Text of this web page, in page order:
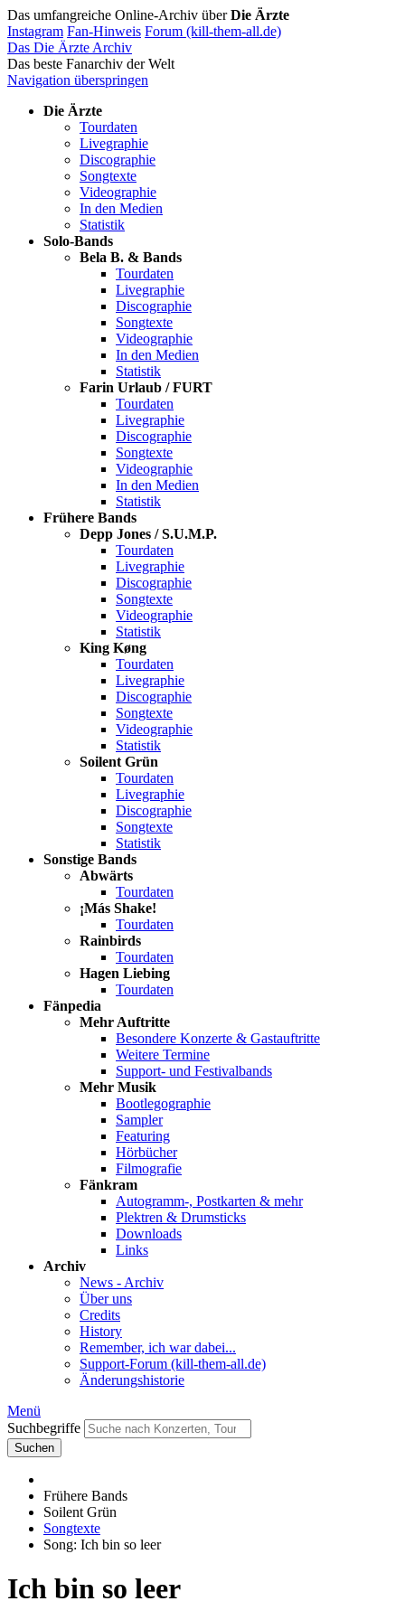
Das umfangreiche Online-Archiv überDie Ärzte
Instagram Fan-Hinweis Forum (kill-them-all.de)
Das Die Ärzte Archiv
Das beste Fanarchiv der Welt
Navigation überspringen
Die Ärzte
Tourdaten
Livegraphie
Discographie
Songtexte
Videographie
In den Medien
Statistik
Solo-Bands
Bela B. & Bands
Tourdaten
Livegraphie
Discographie
Songtexte
Videographie
In den Medien
Statistik
Farin Urlaub / FURT
Tourdaten
Livegraphie
Discographie
Songtexte
Videographie
In den Medien
Statistik
Frühere Bands
Depp Jones / S.U.M.P.
Tourdaten
Livegraphie
Discographie
Songtexte
Videographie
Statistik
King Køng
Tourdaten
Livegraphie
Discographie
Songtexte
Videographie
Statistik
Soilent Grün
Tourdaten
Livegraphie
Discographie
Songtexte
Statistik
Sonstige Bands
Abwärts
Tourdaten
¡Más Shake!
Tourdaten
Rainbirds
Tourdaten
Hagen Liebing
Tourdaten
Fänpedia
Mehr Auftritte
Besondere Konzerte & Gastauftritte
Weitere Termine
Support- und Festivalbands
Mehr Musik
Bootlegographie
Sampler
Featuring
Hörbücher
Filmografie
Fänkram
Autogramm-, Postkarten & mehr
Plektren & Drumsticks
Downloads
Links
Archiv
News - Archiv
Über uns
Credits
History
Remember, ich war dabei...
Support-Forum (kill-them-all.de)
Änderungshistorie
Menü
Suchbegriffe
Suchen
Frühere Bands
Soilent Grün
Songtexte
Song: Ich bin so leer
Ich bin so leer